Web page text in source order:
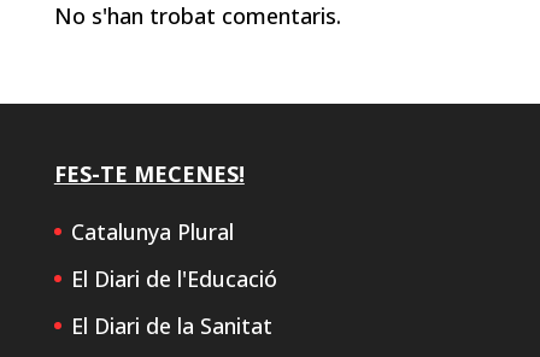
No s'han trobat comentaris.
FES-TE MECENES!
Catalunya Plural
El Diari de l'Educació
El Diari de la Sanitat